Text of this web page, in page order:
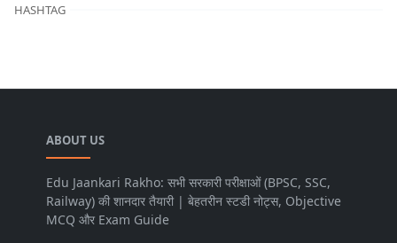
HASHTAG
ABOUT US
Edu Jaankari Rakho: सभी सरकारी परीक्षाओं (BPSC, SSC,
Railway) की शानदार तैयारी | बेहतरीन स्टडी नोट्स, Objective
MCQ और Exam Guide